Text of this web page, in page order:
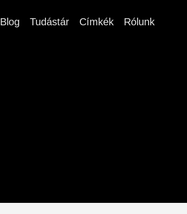
Blog Tudástár Címkék Rólunk